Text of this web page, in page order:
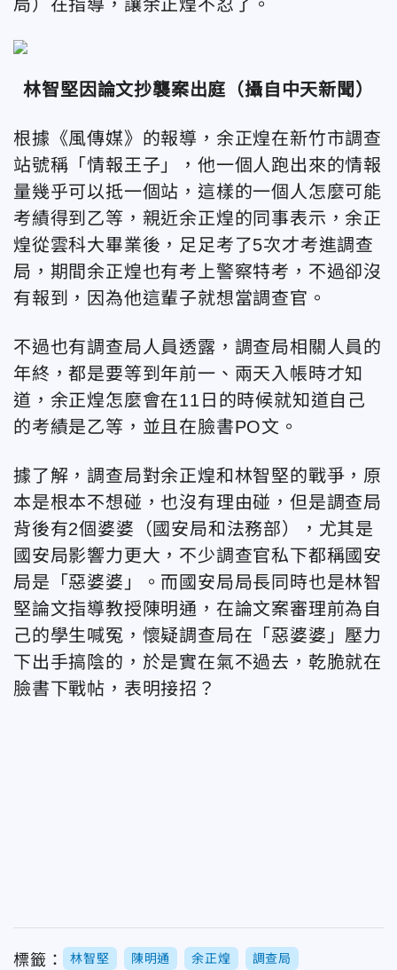
局）在指導，讓余正煌不忍了。
林智堅因論文抄襲案出庭（攝自中天新聞）
根據《風傳媒》的報導，余正煌在新竹市調查
站號稱「情報王子」，他一個人跑出來的情報
量幾乎可以抵一個站，這樣的一個人怎麼可能
考績得到乙等，親近余正煌的同事表示，余正
煌從雲科大畢業後，足足考了5次才考進調查
局，期間余正煌也有考上警察特考，不過卻沒
有報到，因為他這輩子就想當調查官。
不過也有調查局人員透露，調查局相關人員的
年終，都是要等到年前一、兩天入帳時才知
道，余正煌怎麼會在11日的時候就知道自己
的考績是乙等，並且在臉書PO文。
據了解，調查局對余正煌和林智堅的戰爭，原
本是根本不想碰，也沒有理由碰，但是調查局
背後有2個婆婆（國安局和法務部），尤其是
國安局影響力更大，不少調查官私下都稱國安
局是「惡婆婆」。而國安局局長同時也是林智
堅論文指導教授陳明通，在論文案審理前為自
己的學生喊冤，懷疑調查局在「惡婆婆」壓力
下出手搞陰的，於是實在氣不過去，乾脆就在
臉書下戰帖，表明接招？
標籤： 林智堅 陳明通 余正煌 調查局